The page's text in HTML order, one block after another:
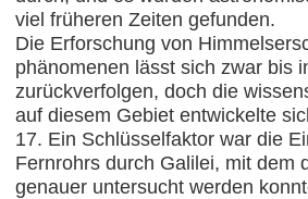
viel früheren Zeiten gefunden.
Die Erforschung von
phänomenen lässt sich zwar bis
zurückverfolgen, doch die
auf diesem Gebiet entwickelte
17. Ein Schlüsselfaktor war die
Fernrohrs durch Galilei, mit dem
genauer untersucht werden